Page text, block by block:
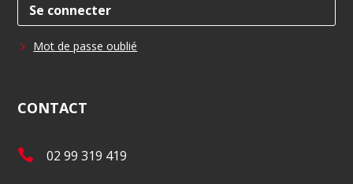
Se connecter
Mot de passe oublié
CONTACT
T
02 99 319 419